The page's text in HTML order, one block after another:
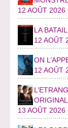
12 AOÛT 2026
LA
12 AOÛT
ON
12 AOÛT
13 AOÛT 2026